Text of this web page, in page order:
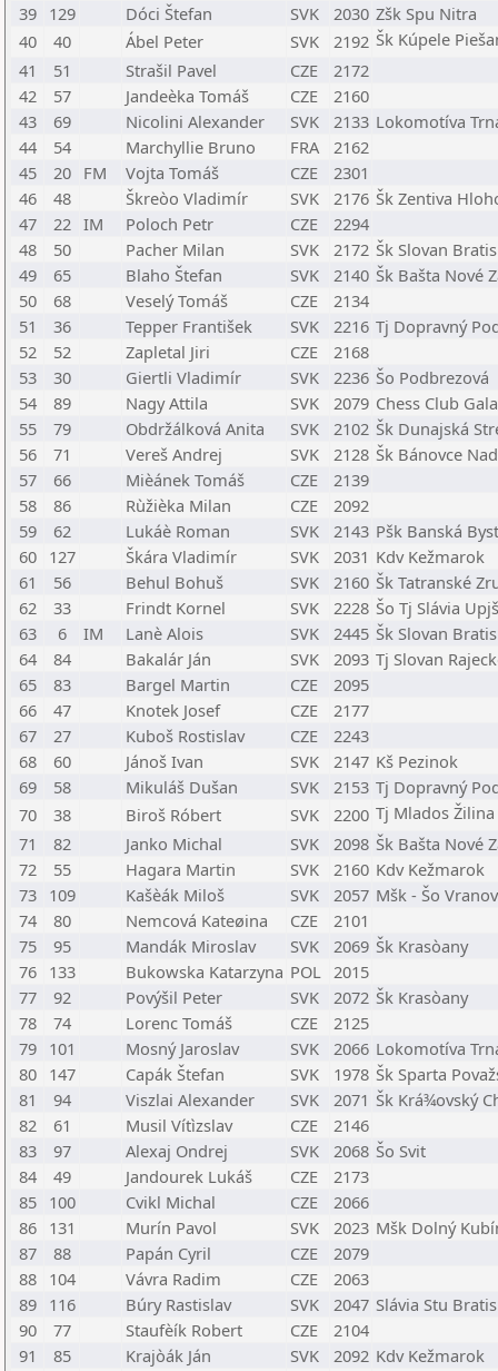
39 129 Dóci Štefan SVK 2030 Zšk Spu Nitra
40
40 Ábel Peter SVK 2192 Šk Kúpele
41
51 Strašil Pavel CZE
2172
42
57 Jandeèka Tomáš CZE
2160
43
69 Nicolini Alexander SVK 2133 Lokomotíva
44
54 Marchyllie Bruno FRA
2162
45
20 FM Vojta Tomáš CZE
2301
46
48 Škreòo Vladimír SVK 2176 Šk Zentiva
47
22 IM Poloch Petr CZE
2294
48
50 Pacher Milan SVK 2172 Šk Slovan
49
65 Blaho Štefan SVK 2140 Šk Bašta Nové
50
68 Veselý Tomáš CZE
2134
51
36 Tepper František SVK 2216 Tj Dopravný
52
52 Zapletal Jiri CZE
2168
53
30 Giertli Vladimír SVK 2236 Šo Podbrezová
54
89 Nagy Attila SVK 2079 Chess Club
55
79 Obdržálková Anita SVK 2102 Šk Dunajská
56
71 Vereš Andrej SVK 2128 Šk Bánovce
57
66 Mièánek Tomáš CZE
2139
58
86 Rùžièka Milan CZE
2092
59
62 Lukáè Roman SVK 2143 Pšk Banská
60 127 Škára Vladimír SVK 2031 Kdv Kežmarok
61
56 Behul Bohuš SVK 2160 Šk Tatranské
62
33 Frindt Kornel SVK 2228 Šo Tj Slávia
63
6 IM Lanè Alois SVK 2445 Šk Slovan
64
84 Bakalár Ján SVK 2093 Tj Slovan
65
83 Bargel Martin CZE
2095
66
47 Knotek Josef CZE
2177
67
27 Kuboš Rostislav CZE
2243
68
60 Jánoš Ivan SVK 2147 Kš Pezinok
69
58 Mikuláš Dušan SVK 2153 Tj Dopravný
70
38 Biroš Róbert SVK 2200 Tj Mlados Žilina
71
82 Janko Michal SVK 2098 Šk Bašta Nové
72
55 Hagara Martin SVK 2160 Kdv Kežmarok
73 109 Kašèák Miloš SVK 2057 Mšk - Šo
74
80 Nemcová Kateøina CZE
2101
75
95 Mandák Miroslav SVK 2069 Šk Krasòany
76 133 Bukowska Katarzyna POL 2015
77
92 Povýšil Peter SVK 2072 Šk Krasòany
78
74 Lorenc Tomáš CZE
2125
79 101 Mosný Jaroslav SVK 2066 Lokomotíva
80 147 Capák Štefan SVK 1978 Šk Sparta
81
94 Viszlai Alexander SVK 2071 Šk Krá¾ovský
82
61 Musil Vítìzslav CZE
2146
83
97 Alexaj Ondrej SVK 2068 Šo Svit
84
49 Jandourek Lukáš CZE
2173
85 100 Cvikl Michal CZE
2066
86 131 Murín Pavol SVK 2023 Mšk Dolný
87
88 Papán Cyril CZE
2079
88 104 Vávra Radim CZE
2063
89 116 Búry Rastislav SVK 2047 Slávia Stu
90
77 Staufèík Robert CZE
2104
91
85 Krajòák Ján SVK 2092 Kdv Kežmarok